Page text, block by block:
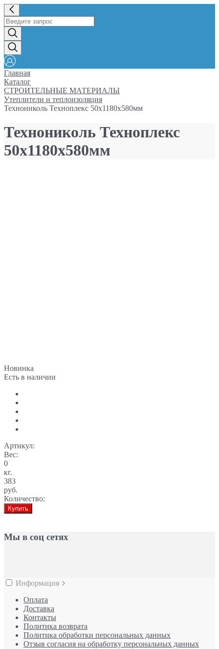
Главная
Каталог
СТРОИТЕЛЬНЫЕ МАТЕРИАЛЫ
Утеплители и теплоизоляция
Технониколь Техноплекс 50х1180х580мм
Технониколь Техноплекс
50х1180х580мм
Новинка
Есть в наличии
Артикул:
Вес:
0
кг.
383
руб.
Количество:
Купить
Мы в соц сетях
Информация
Оплата
Доставка
Контакты
Политика возврата
Политика обработки персональных данных
Отзыв согласия на обработку персональных данных